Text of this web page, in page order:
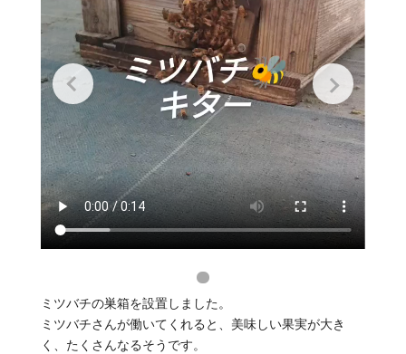
ミツバチの巣箱を設置しました。
ミツバチさんが働いてくれると、美味しい果実が大き
く、たくさんなるそうです。